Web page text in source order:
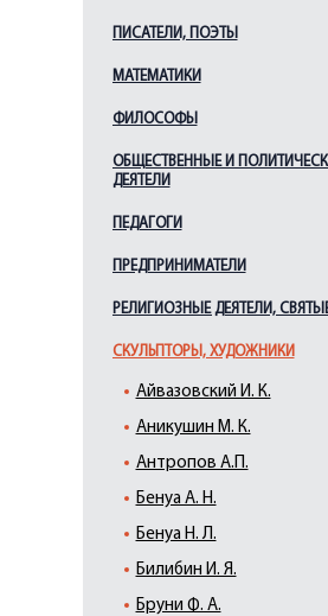
ПИСАТЕЛИ, ПОЭТЫ
МАТЕМАТИКИ
ФИЛОСОФЫ
ОБЩЕСТВЕННЫЕ И
ДЕЯТЕЛИ
ПЕДАГОГИ
ПРЕДПРИНИМАТЕЛИ
РЕЛИГИОЗНЫЕ ДЕЯТЕЛИ,
СКУЛЬПТОРЫ, ХУДОЖНИКИ
Айвазовский И. К.
Аникушин М. К.
Антропов А.П.
Бенуа А. Н.
Бенуа Н. Л.
Билибин И. Я.
Бруни Ф. А.